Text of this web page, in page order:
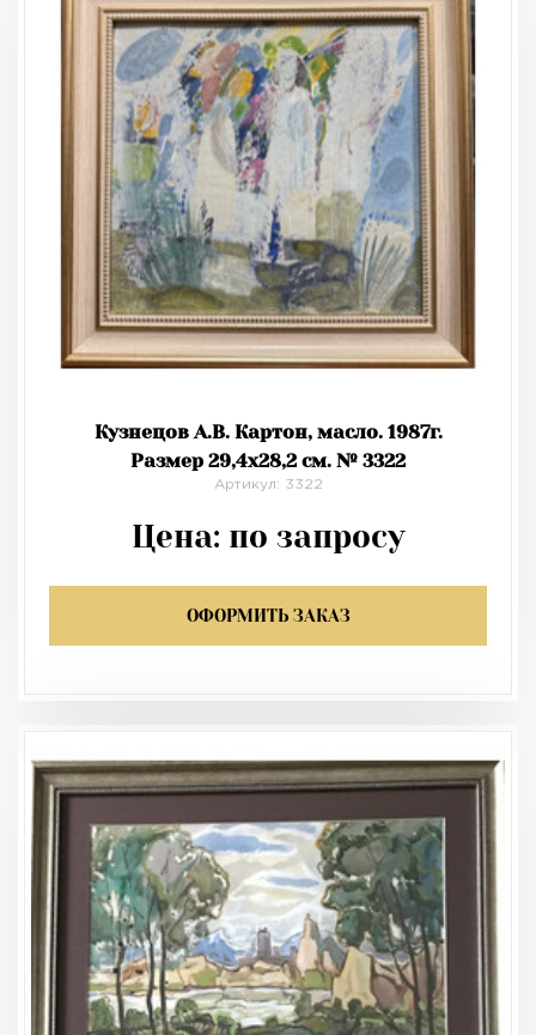
Кузнецов А.В. Картон, масло. 1987г.
Размер 29,4х28,2 см. № 3322
Артикул: 3322
Цена: по запросу
ОФОРМИТЬ ЗАКАЗ